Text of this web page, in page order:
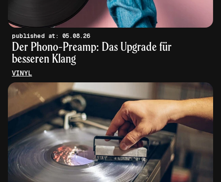
published at: 05.08.26
Der Phono-Preamp: Das Upgrade für
besseren Klang
VINYL